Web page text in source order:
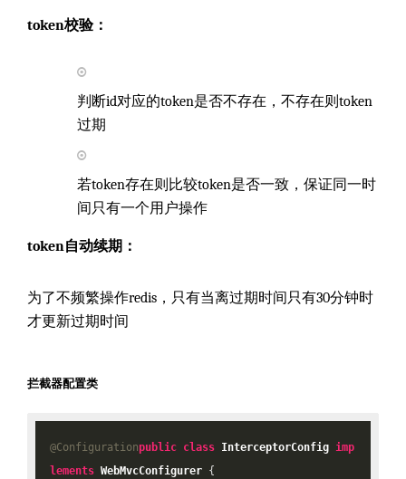
token校验：
判断id对应的token是否不存在，不存在则token
过期
若token存在则比较token是否一致，保证同一时
间只有一个用户操作
token自动续期：
为了不频繁操作redis，只有当离过期时间只有30分钟时
才更新过期时间
拦截器配置类
@Configurationpublic class InterceptorConfig imp
lements WebMvcConfigurer {